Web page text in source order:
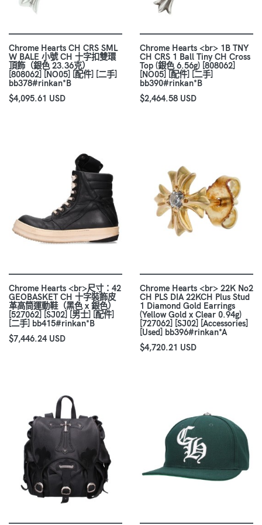
Chrome Hearts CH CRS SML
W BALE 小號 CH 十字扣雙環
頂飾（銀色 23.36克）
[808062] [NO05] [配件] [二手]
bb378#rinkan*B
$4,095.61 USD
Chrome Hearts <br> 1B TNY
CH CRS 1 Ball Tiny CH Cross
Top (銀色 6.56g) [808062]
[NO05] [配件] [二手]
bb390#rinkan*B
$2,464.58 USD
Chrome Hearts <br>尺寸：42
GEOBASKET CH 十字裝飾皮
革高筒運動鞋（黑色 x 銀色）
[527062] [SJ02] [男士] [配件]
[二手] bb415#rinkan*B
$7,446.24 USD
Chrome Hearts <br> 22K No2
CH PLS DIA 22KCH Plus Stud
1 Diamond Gold Earrings
(Yellow Gold x Clear 0.94g)
[727062] [SJ02] [Accessories]
[Used] bb396#rinkan*A
$4,720.21 USD